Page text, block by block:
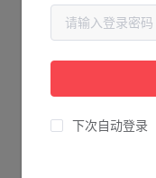
请检查您输入的网址是
下次自动登录